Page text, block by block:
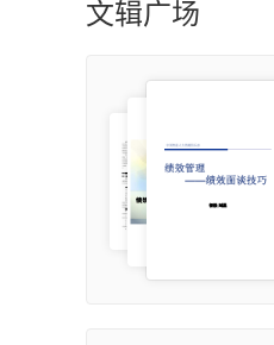
文辑广场